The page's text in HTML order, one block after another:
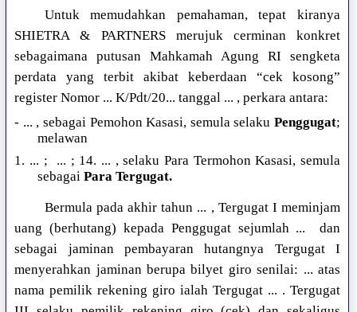
Untuk memudahkan pemahaman, tepat kiranya
SHIETRA & PARTNERS merujuk cerminan konkret
sebagaimana putusan Mahkamah Agung RI sengketa
perdata yang terbit akibat keberdaan “cek kosong”
register Nomor ... K/Pdt/20... tanggal ... , perkara antara:
- ... , sebagai Pemohon Kasasi, semula selaku Penggugat;
melawan
1. ... ;
... ; 14. ... , selaku Para Termohon Kasasi, semula
sebagai Para Tergugat.
Bermula pada akhir tahun ... , Tergugat I meminjam
uang (berhutang) kepada Penggugat sejumlah ...
dan
sebagai jaminan pembayaran hutangnya Tergugat I
menyerahkan jaminan berupa bilyet giro senilai: ... atas
nama pemilik rekening giro ialah Tergugat ... . Tergugat